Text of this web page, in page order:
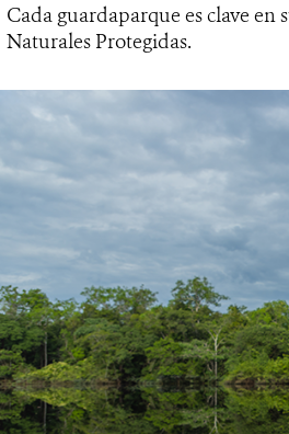
Cada guardaparque es clave
Naturales Protegidas.